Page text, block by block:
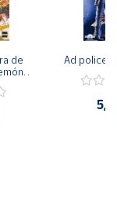
de
Ad police